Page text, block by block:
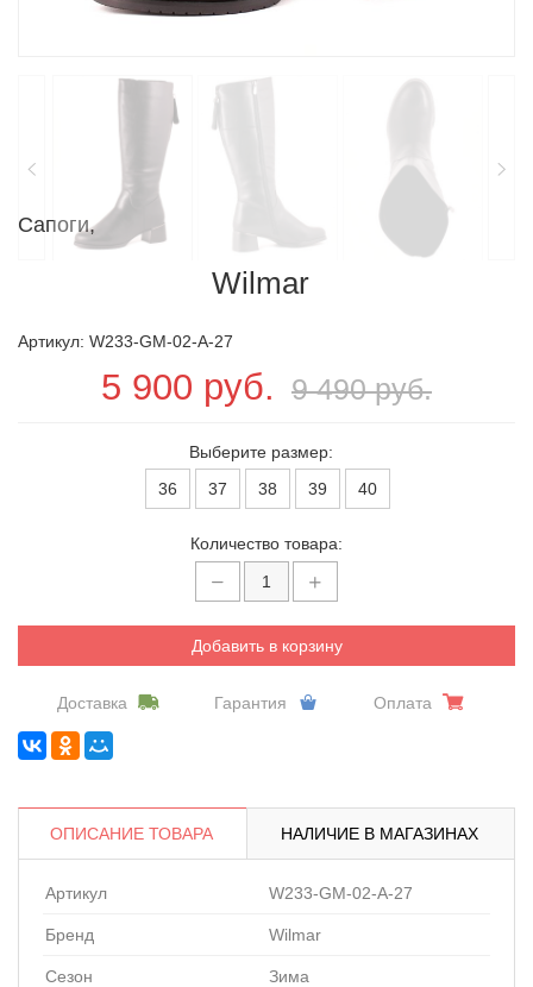
Сапоги,
Wilmar
Артикул: W233-GM-02-A-27
5 900 руб. 9 490 руб.
Выберите размер:
36
37 38 39 40
Количество товара:
Добавить в корзину
Доставка Гарантия Оплата
ОПИСАНИЕ ТОВАРА НАЛИЧИЕ В МАГАЗИНАХ
Артикул W233-GM-02-A-27
Бренд Wilmar
Сезон Зима